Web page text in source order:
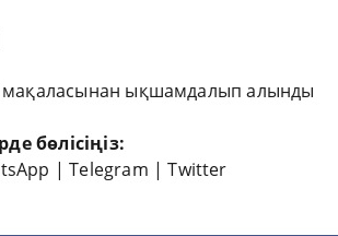
мақаласынан ықшамдалып алынды
бөлісіңіз:
|Telegram |Twitter